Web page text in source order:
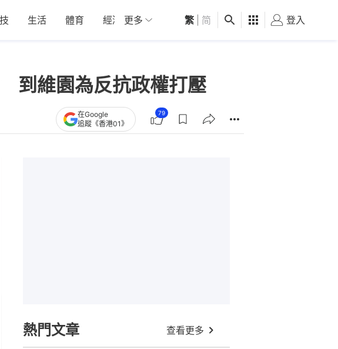
生活 體育 經濟 01深圳 觀點 健康 好食玩飛
更多 繁 简 登入
到維園為反抗政權打壓
在Google
追蹤《香港01》
79
熱門文章 查看更多